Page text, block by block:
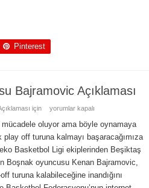
Pinterest
Bajramovic Açıklaması
için yorumlar kapalı
mücadele oluyor ama böyle oynamaya
play off turuna kalmayı başaracağımıza
Basketbol Ligi ekiplerinden Beşiktaş
Boşnak oyuncusu Kenan Bajramovic,
turuna kalabileceğine inandığını